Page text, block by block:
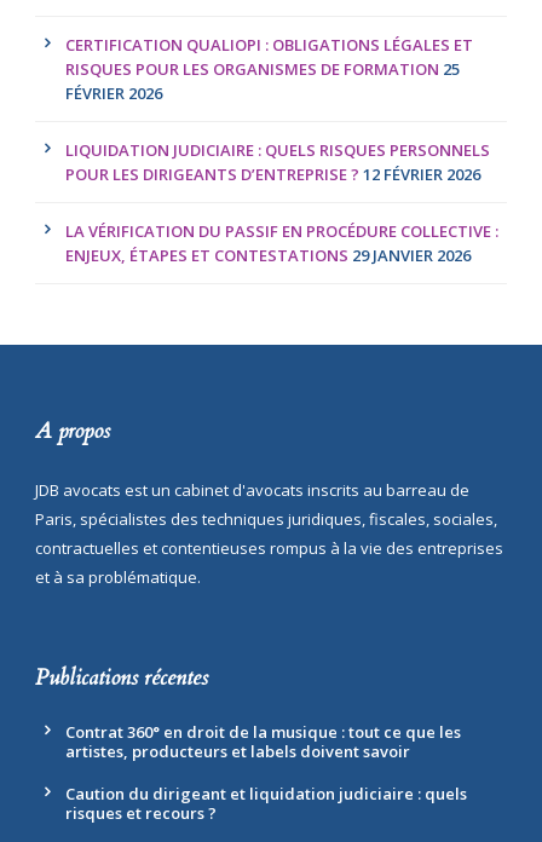
CERTIFICATION QUALIOPI : OBLIGATIONS LÉGALES ET
RISQUES POUR LES ORGANISMES DE FORMATION 25
FÉVRIER 2026
LIQUIDATION JUDICIAIRE : QUELS RISQUES PERSONNELS
POUR LES DIRIGEANTS D’ENTREPRISE ? 12 FÉVRIER 2026
LA VÉRIFICATION DU PASSIF EN PROCÉDURE COLLECTIVE :
ENJEUX, ÉTAPES ET CONTESTATIONS 29 JANVIER 2026
A propos
JDB avocats est un cabinet d'avocats inscrits au barreau de
Paris, spécialistes des techniques juridiques, fiscales, sociales,
contractuelles et contentieuses rompus à la vie des entreprises
et à sa problématique.
Publications récentes
Contrat 360° en droit de la musique : tout ce que les
artistes, producteurs et labels doivent savoir
Caution du dirigeant et liquidation judiciaire : quels
risques et recours ?